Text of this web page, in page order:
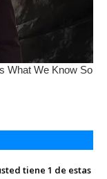
tiene 1 de estas